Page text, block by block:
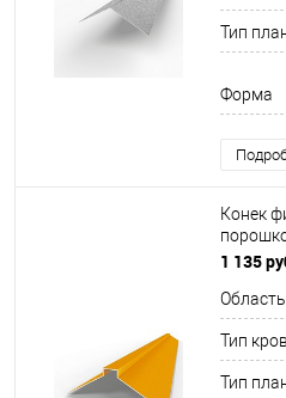
Тип
Форма
Конек
RAL
1 135
Тип
Тип